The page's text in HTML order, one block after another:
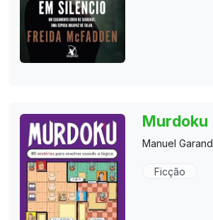
Murdoku
Manuel Garand
Ficção